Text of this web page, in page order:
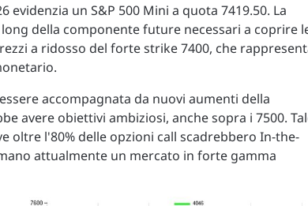
un S&P 500 Mini a quota 7419.50. La
della componente future necessari a coprire
a ridosso del forte strike 7400, che
accompagnata da nuovi aumenti della
avere obiettivi ambiziosi, anche sopra i 7500.
oltre l'80% delle opzioni call scadrebbero In-the-
attualmente un mercato in forte gamma